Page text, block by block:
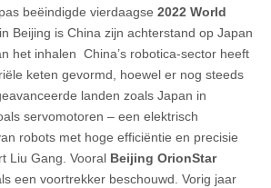
beëindigde vierdaagse 2022 World
in Beijing is China zijn achterstand op Japan
het inhalen China’s robotica-sector heeft
keten gevormd, hoewel er nog steeds
landen zoals Japan in
servomotoren – een elektrisch
robots met hoge efficiëntie en precisie
Liu Gang. Vooral Beijing OrionStar
een voortrekker beschouwd. Vorig jaar